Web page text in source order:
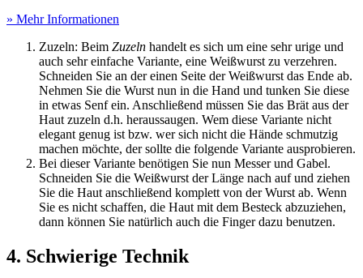
» Mehr Informationen
Zuzeln: Beim Zuzeln handelt es sich um eine sehr urige und
auch sehr einfache Variante, eine Weißwurst zu verzehren.
Schneiden Sie an der einen Seite der Weißwurst das Ende ab.
Nehmen Sie die Wurst nun in die Hand und tunken Sie diese
in etwas Senf ein. Anschließend müssen Sie das Brät aus der
Haut zuzeln d.h. heraussaugen. Wem diese Variante nicht
elegant genug ist bzw. wer sich nicht die Hände schmutzig
machen möchte, der sollte die folgende Variante ausprobieren.
Bei dieser Variante benötigen Sie nun Messer und Gabel.
Schneiden Sie die Weißwurst der Länge nach auf und ziehen
Sie die Haut anschließend komplett von der Wurst ab. Wenn
Sie es nicht schaffen, die Haut mit dem Besteck abzuziehen,
dann können Sie natürlich auch die Finger dazu benutzen.
4. Schwierige Technik